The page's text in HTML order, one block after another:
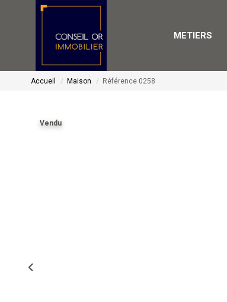
METIERS
Accueil Maison Référence 0258
Vendu